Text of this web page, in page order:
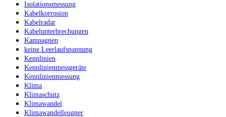
Isolationsmessung
Kabelkorrosion
Kabelradar
Kabelunterbrechungen
Kampagnen
keine Leerlaufspannung
Kennlinien
Kennlinienmessgeräte
Kennlinienmessung
Klima
Klimaschutz
Klimawandel
Klimawandelleugner